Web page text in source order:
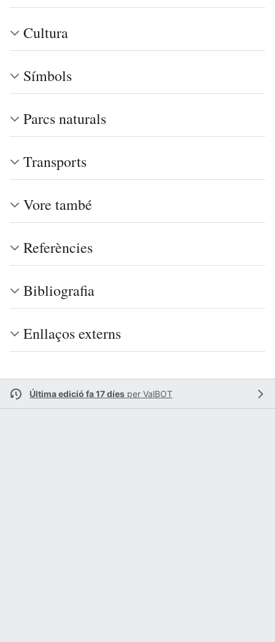
Cultura
Símbols
Parcs naturals
Transports
Vore també
Referències
Bibliografia
Enllaços externs
Última edició fa 17 díes per ValBOT